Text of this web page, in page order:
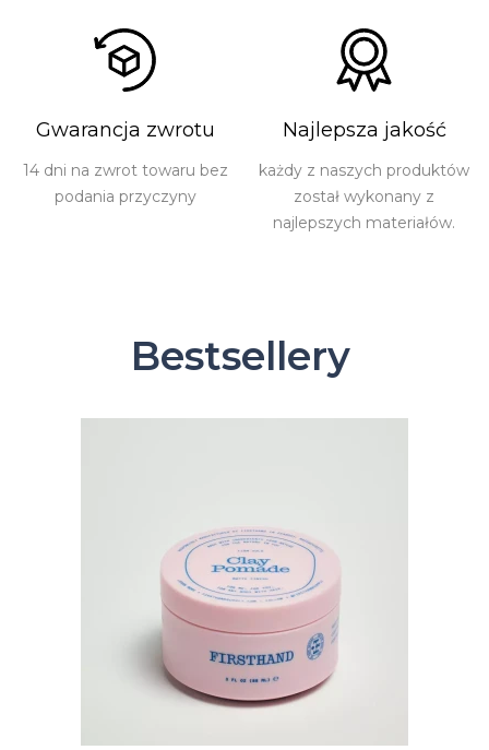
Gwarancja zwrotu
14 dni na zwrot towaru bez
podania przyczyny
Najlepsza jakość
każdy z naszych produktów
został wykonany z
najlepszych materiałów.
Bestsellery